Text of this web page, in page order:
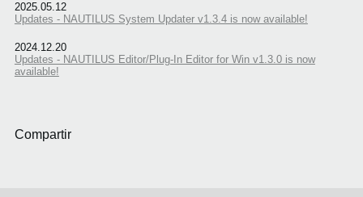
2025.05.12
Updates - NAUTILUS System Updater v1.3.4 is now available!
2024.12.20
Updates - NAUTILUS Editor/Plug-In Editor for Win v1.3.0 is now
available!
Compartir